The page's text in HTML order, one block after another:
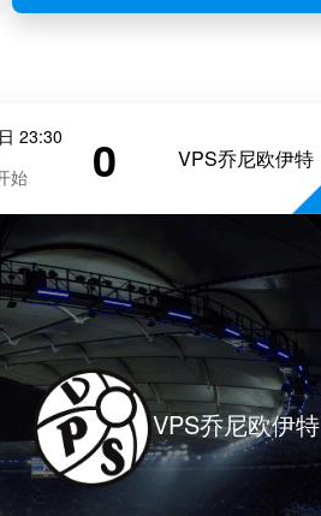
23:30
始
0 VPS乔尼欧伊特
VPS乔尼欧伊特